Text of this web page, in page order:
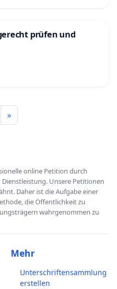
prüfen und
»
online Petition durch
Unsere Petitionen
Daher ist die Aufgabe einer
die Öffentlichkeit zu
wahrgenommen zu
Mehr
Unterschriftensammlung
erstellen